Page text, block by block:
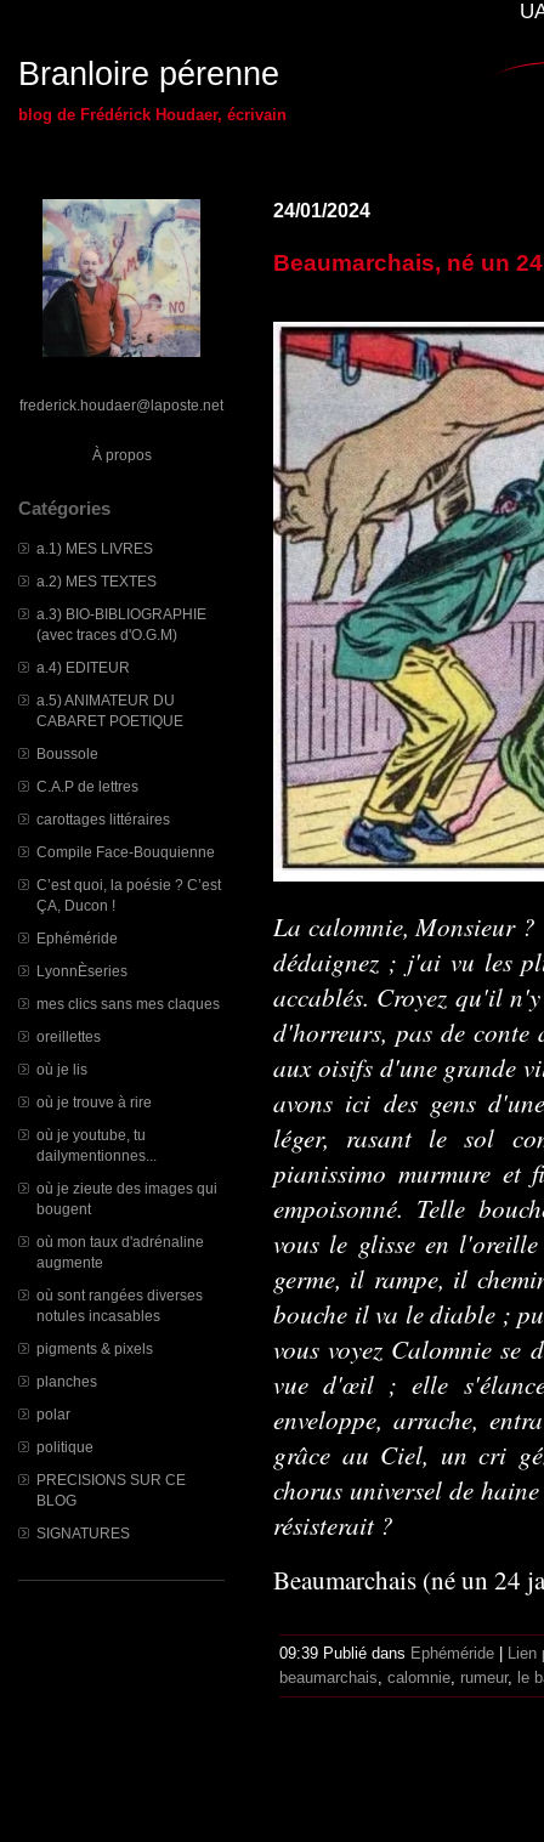
Branloire pérenne
blog de Frédérick Houdaer, écrivain
frederick.houdaer@laposte.net
À propos
Catégories
a.1) MES LIVRES
a.2) MES TEXTES
a.3) BIO-BIBLIOGRAPHIE
(avec traces d'O.G.M)
a.4) EDITEUR
a.5) ANIMATEUR DU
CABARET POETIQUE
Boussole
C.A.P de lettres
carottages littéraires
Compile Face-Bouquienne
C’est quoi, la poésie ? C’est
ÇA, Ducon !
Ephéméride
LyonnÈseries
mes clics sans mes claques
oreillettes
où je lis
où je trouve à rire
où je youtube, tu
dailymentionnes...
où je zieute des images qui
bougent
où mon taux d'adrénaline
augmente
où sont rangées diverses
notules incasables
pigments & pixels
planches
polar
politique
PRECISIONS SUR CE
BLOG
SIGNATURES
24/01/2024
Beaumarchais, né un
La calomnie, Monsieur ?
dédaignez ; j'ai vu les
accablés. Croyez qu'il
d'horreurs, pas de conte
aux oisifs d'une grande
avons ici des gens
léger, rasant le sol
pianissimo murmure et
empoisonné. Telle
vous le glisse en
germe, il rampe, il
bouche il va le diable ;
vous voyez Calomnie se
vue d'œil ; elle
enveloppe, arrache,
grâce au Ciel, un cri
chorus universel de
résisterait ?
Beaumarchais (né un 24
09:39 Publié dans Ephéméride
Lien
beaumarchais, calomnie, rumeur, le